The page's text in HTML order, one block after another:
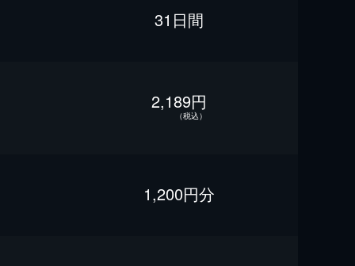
31日間
2,189円
（税込）
1,200円分